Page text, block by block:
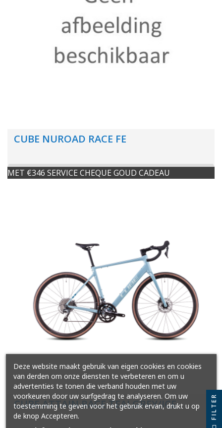
CUBE NUROAD RACE FE
MET €346 SERVICE CHEQUE GOUD CADEAU
CUBE ATTAIN RACE TEALGREY/ICE
Deze website maakt gebruik van eigen cookies en cookies
van derden om onze diensten te verbeteren en om u
advertenties te tonen die verband houden met uw
voorkeuren door uw surfgedrag te analyseren. Om uw
toestemming te geven voor het gebruik ervan, drukt u op
de knop Accepteren.
FILTER